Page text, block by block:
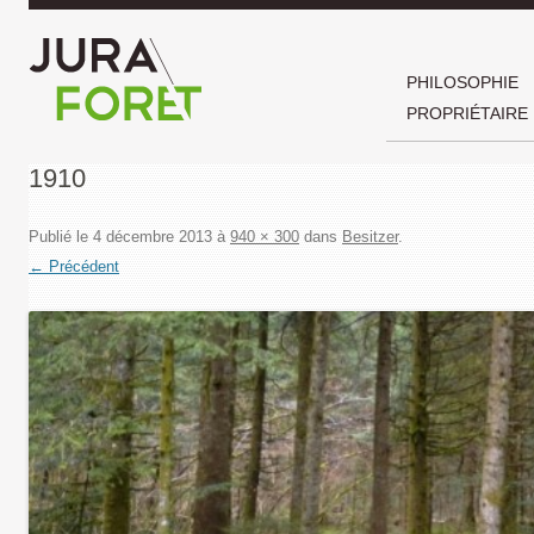
PHILOSOPHIE
PROPRIÉTAIRE
1910
Publié le 4 décembre 2013 à 940 × 300 dans Besitzer.
← Précédent